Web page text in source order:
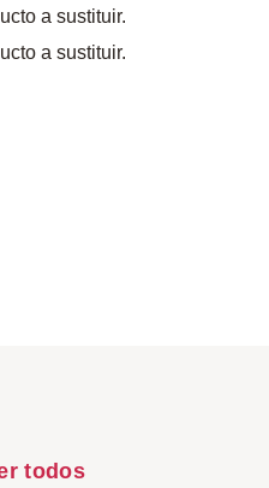
a sustituir.
a sustituir.
todos